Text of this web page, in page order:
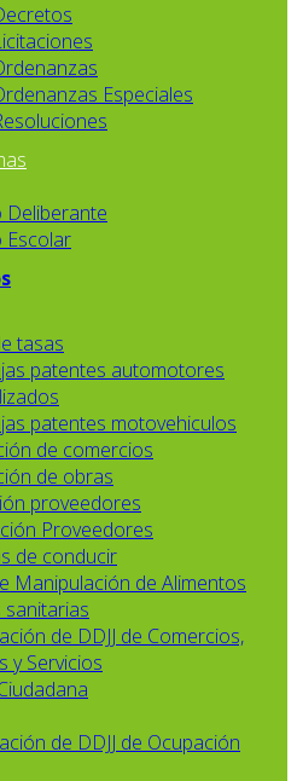
Especiales
Deliberante
Escolar
tasas
patentes automotores
patentes motovehiculos
de comercios
de obras
proveedores
Proveedores
de conducir
Manipulación de Alimentos
sanitarias
de DDJJ de Comercios,
y Servicios
de DDJJ de Ocupación